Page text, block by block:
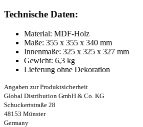
Technische Daten:
Material: MDF-Holz
Maße: 355 x 355 x 340 mm
Innenmaße: 325 x 325 x 327 mm
Gewicht: 6,3 kg
Lieferung ohne Dekoration
Angaben zur Produktsicherheit
Global Distribution GmbH & Co. KG
Schuckertstraße 28
48153 Münster
Germany